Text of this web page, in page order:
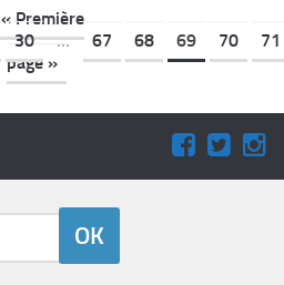
« Première
30 ... 67 68 69 70
71
page »